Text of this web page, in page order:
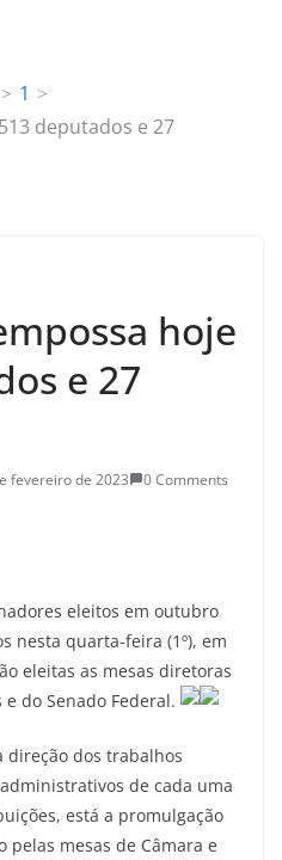
1
deputados e 27
hoje
e 27
fevereiro de 2023 0 Comments
eleitos em outubro
nesta quarta-feira (1º), em
eleitas as mesas diretoras
do Senado Federal.
direção dos trabalhos
de cada uma
está a promulgação
pelas mesas de Câmara e